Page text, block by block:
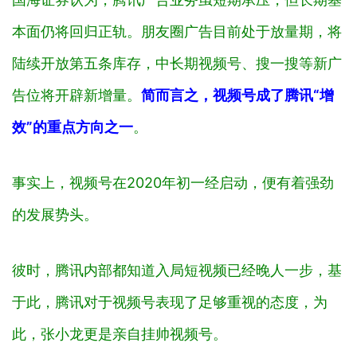
本面仍将回归正轨。朋友圈广告目前处于放量期，将
陆续开放第五条库存，中长期视频号、搜一搜等新广
告位将开辟新增量。 简而言之，视频号成了腾讯“增
效”的重点方向之一。
事实上，视频号在2020年初一经启动，便有着强劲
的发展势头。
彼时，腾讯内部都知道入局短视频已经晚人一步，基
于此，腾讯对于视频号表现了足够重视的态度，为
此，张小龙更是亲自挂帅视频号。